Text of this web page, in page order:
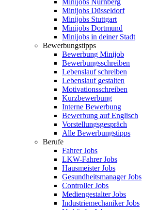
Minijobs Nürnberg
Minijobs Düsseldorf
Minijobs Stuttgart
Minijobs Dortmund
Minijobs in deiner Stadt
Bewerbungstipps
Bewerbung Minijob
Bewerbungsschreiben
Lebenslauf schreiben
Lebenslauf gestalten
Motivationsschreiben
Kurzbewerbung
Interne Bewerbung
Bewerbung auf Englisch
Vorstellungsgespräch
Alle Bewerbungstipps
Berufe
Fahrer Jobs
LKW-Fahrer Jobs
Hausmeister Jobs
Gesundheitsmanager Jobs
Controller Jobs
Mediengestalter Jobs
Industriemechaniker Jobs